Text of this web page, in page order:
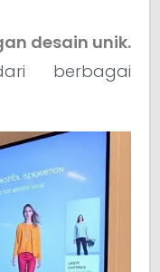
desain unik.
berbagai